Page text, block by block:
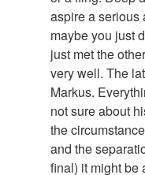
aspire a serious
maybe you just
just met the
very well. The
Markus.
not sure about
the
and the
final) it might be